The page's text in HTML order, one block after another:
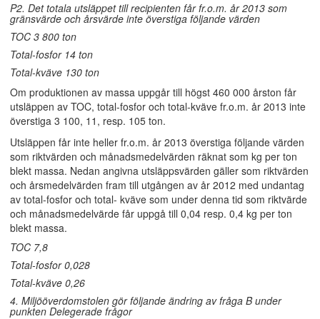
P2. Det totala utsläppet till recipienten får fr.o.m. år 2013 som
gränsvärde och årsvärde inte överstiga följande värden
TOC 3 800 ton
Total-fosfor 14 ton
Total-kväve 130 ton
Om produktionen av massa uppgår till högst 460 000 årston får
utsläppen av TOC, total-fosfor och total-kväve fr.o.m. år 2013 inte
överstiga 3 100, 11, resp. 105 ton.
Utsläppen får inte heller fr.o.m. år 2013 överstiga följande värden
som riktvärden och månadsmedelvärden räknat som kg per ton
blekt massa. Nedan angivna utsläppsvärden gäller som riktvärden
och årsmedelvärden fram till utgången av år 2012 med undantag
av total-fosfor och total- kväve som under denna tid som riktvärde
och månadsmedelvärde får uppgå till 0,04 resp. 0,4 kg per ton
blekt massa.
TOC 7,8
Total-fosfor 0,028
Total-kväve 0,26
4. Miljööverdomstolen gör följande ändring av fråga B under
punkten Delegerade frågor